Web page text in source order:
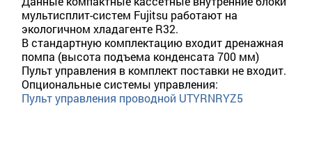
мультисплит-систем Fujitsu работают на
экологичном хладагенте R32.
В стандартную комплектацию входит дренажная
помпа (высота подъема конденсата 700 мм)
Пульт управления в комплект поставки не входит.
Опциональные системы управления:
Пульт управления проводной UTYRNRYZ5